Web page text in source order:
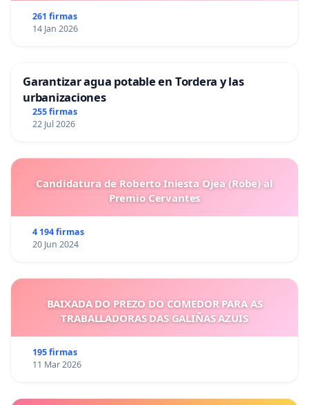
261 firmas
14 Jan 2026
Garantizar agua potable en Tordera y las
urbanizaciones
255 firmas
22 Jul 2026
Candidatura de Roberto Iniesta Ojea (Robe) al
Premio Cervantes
4 194 firmas
20 Jun 2024
BAIXADA DO PREZO DO COMEDOR PARA AS
TRABALLADORAS DAS GALIÑAS AZUIS
195 firmas
11 Mar 2026